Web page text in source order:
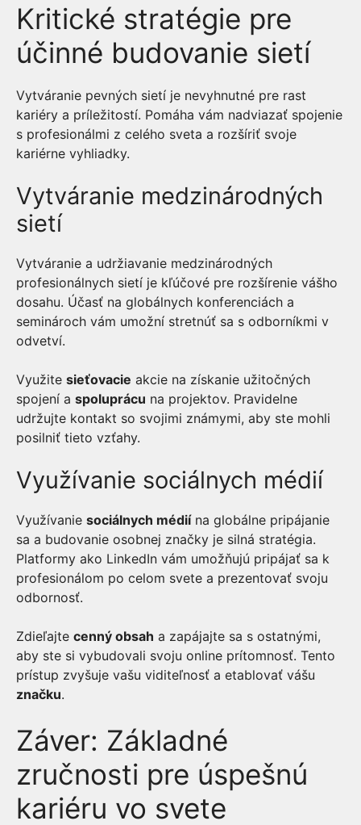
Kritické stratégie pre
účinné budovanie sietí
Vytváranie pevných sietí je nevyhnutné pre rast
kariéry a príležitostí. Pomáha vám nadviazať spojenie
s profesionálmi z celého sveta a rozšíriť svoje
kariérne vyhliadky.
Vytváranie medzinárodných
sietí
Vytváranie a udržiavanie medzinárodných
profesionálnych sietí je kľúčové pre rozšírenie vášho
dosahu. Účasť na globálnych konferenciách a
seminároch vám umožní stretnúť sa s odborníkmi v
odvetví.
Využite sieťovacie akcie na získanie užitočných
spojení a spoluprácu na projektov. Pravidelne
udržujte kontakt so svojimi známymi, aby ste mohli
posilniť tieto vzťahy.
Využívanie sociálnych médií
Využívanie sociálnych médiína globálne pripájanie
sa a budovanie osobnej značky je silná stratégia.
Platformy ako LinkedIn vám umožňujú pripájať sa k
profesionálom po celom svete a prezentovať svoju
odbornosť.
Zdieľajte cenný obsah a zapájajte sa s ostatnými,
aby ste si vybudovali svoju online prítomnosť. Tento
prístup zvyšuje vašu viditeľnosť a etablovať vášu
značku.
Záver: Základné
zručnosti pre úspešnú
kariéru vo svete